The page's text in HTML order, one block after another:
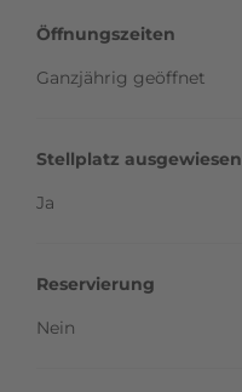
Öffnungszeiten
Ganzjährig geöffnet
Stellplatz ausgewiesen
Ja
Reservierung
Nein